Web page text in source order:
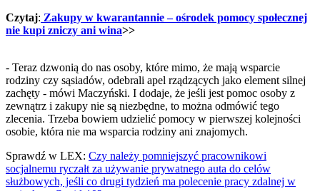
Czytaj: Zakupy w kwarantannie – ośrodek pomocy społecznej
nie kupi zniczy ani wina>>
- Teraz dzwonią do nas osoby, które mimo, że mają wsparcie
rodziny czy sąsiadów, odebrali apel rządzących jako element silnej
zachęty - mówi Maczyński. I dodaje, że jeśli jest pomoc osoby z
zewnątrz i zakupy nie są niezbędne, to można odmówić tego
zlecenia. Trzeba bowiem udzielić pomocy w pierwszej kolejności
osobie, która nie ma wsparcia rodziny ani znajomych.
Sprawdź w LEX: Czy należy pomniejszyć pracownikowi
socjalnemu ryczałt za używanie prywatnego auta do celów
służbowych, jeśli co drugi tydzień ma polecenie pracy zdalnej w